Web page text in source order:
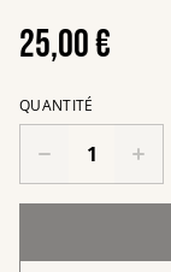
25,00 €
QUANTITÉ